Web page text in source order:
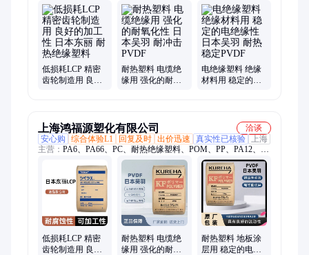
料、PC塑料、POM塑胶原料、PA66塑胶原料、进口工程塑胶原
料、弹性体材料、聚甲醛、尼龙、PA66、铁氟龙、COC塑胶原
料、PC塑胶原料、马来酸酐接枝塑胶原料、金属粘结塑胶原
料、铝铁金属牢固粘结塑胶原料、食品级聚烯烃塑胶原料、新能
源铝塑膜粘结聚烯烃塑胶原料、马来酸酐接枝原料
低损耗LCP 精密
齿轮制造用 良好
耐热塑料 电缆绝
缘用 强化的耐氧
电绝缘塑料 绝缘
材料用 稳定的电
上海鸿福源塑化有限公司
洽谈
安心购
综合体验L1 回复及时 出价迅速 真实性已核验
上海
主营： PA6、PA66、PC、耐热绝缘塑料、POM、PP、PA12、
PET、PPS、POE、TPU、EVA、尼龙、聚甲醛、聚丙烯、热塑
性弹性体、耐高温尼龙、聚乙烯、高密度聚乙烯、低密度聚乙
烯、PEEK、PVDF、聚碳酸酯、PMMA、SEBS
低损耗LCP 精密
齿轮制造用 良好
耐热塑料 电缆绝
缘用 强化的耐氧
耐热塑料 地板涂
层用 稳定的电绝